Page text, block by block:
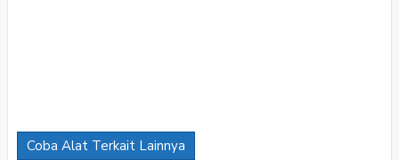
Coba Alat Terkait Lainnya